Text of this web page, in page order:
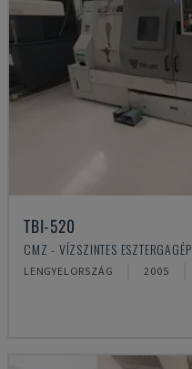
TBI-520
CMZ - VÍZSZINTES ESZTERGAGÉP
LENGYELORSZÁG 2005